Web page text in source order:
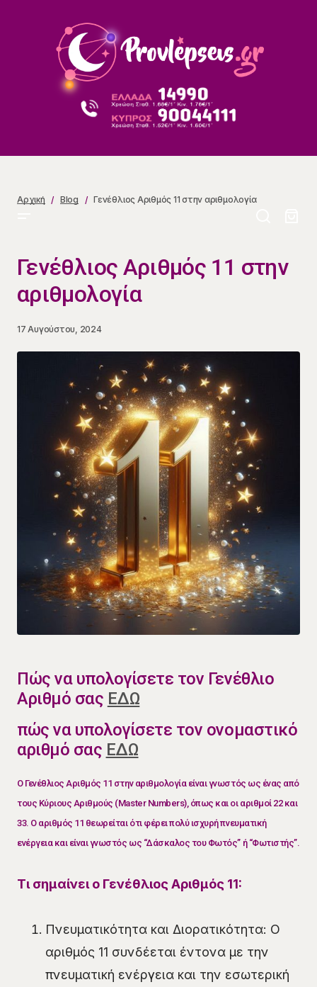
Αρχική Blog Γενέθλιος Αριθμός 11 στην αριθμολογία
Γενέθλιος Αριθμός 11 στην
αριθμολογία
17 Αυγούστου, 2024
Πώς να υπολογίσετε τον Γενέθλιο
Αριθμό σας ΕΔΩ
πώς να υπολογίσετε τον ονομαστικό
αριθμό σας ΕΔΩ
Ο Γενέθλιος Αριθμός 11 στην αριθμολογία είναι γνωστός ως ένας από
τους Κύριους Αριθμούς (Master Numbers), όπως και οι αριθμοί 22 και
33. Ο αριθμός 11 θεωρείται ότι φέρει πολύ ισχυρή πνευματική
ενέργεια και είναι γνωστός ως “Δάσκαλος του Φωτός” ή “Φωτιστής”.
Τι σημαίνει ο Γενέθλιος Αριθμός 11:
Πνευματικότητα και Διορατικότητα: Ο
αριθμός 11 συνδέεται έντονα με την
πνευματική ενέργεια και την εσωτερική